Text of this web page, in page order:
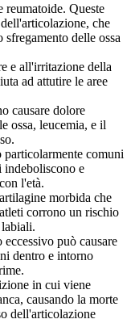
Queste
che
delle ossa
e all'irritazione della
ad attutire le aree
causare dolore
ossa, leucemia, e il
particolarmente comuni
indeboliscono e
l'età.
morbida che
corrono un rischio
eccessivo può causare
dentro e intorno
in cui viene
causando la morte
dell'articolazione